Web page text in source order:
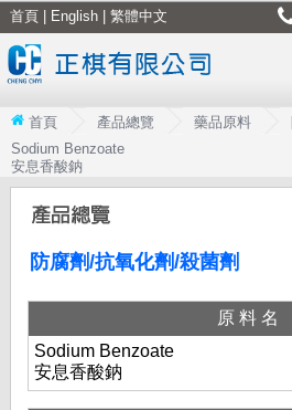
首頁| English| 繁體中文
首頁 產品總覽 藥品原料
Sodium Benzoate
安息香酸鈉
防腐劑/抗氧化劑/殺菌劑
原料名
Sodium Benzoate
安息香酸鈉